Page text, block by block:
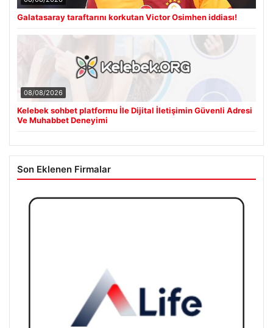
Galatasaray taraftarını korkutan Victor Osimhen iddiası!
08/08/2026
Kelebek sohbet platformu İle Dijital İletişimin Güvenli Adresi
Ve Muhabbet Deneyimi
Son Eklenen Firmalar